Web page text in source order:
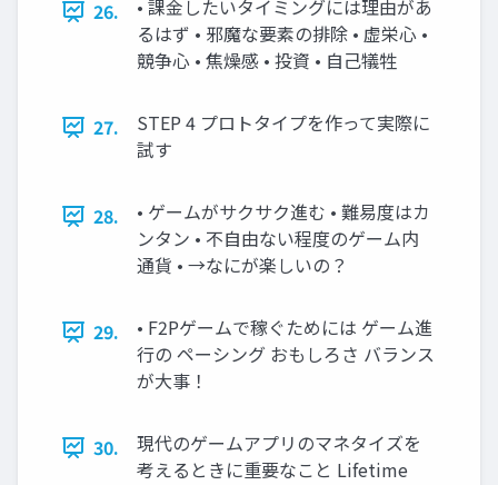
26.
• 課金したいタイミングには理由があ
るはず • 邪魔な要素の排除 • 虚栄心 •
競争心 • 焦燥感 • 投資 • 自己犠牲
27.
STEP 4 プロトタイプを作って実際に
試す
28.
• ゲームがサクサク進む • 難易度はカ
ンタン • 不自由ない程度のゲーム内
通貨 • →なにが楽しいの？
29.
• F2Pゲームで稼ぐためには ゲーム進
行の ペーシング おもしろさ バランス
が大事！
30.
現代のゲームアプリのマネタイズを
考えるときに重要なこと Lifetime